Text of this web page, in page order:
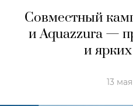
Совместный
и Aquazzura —
и
13